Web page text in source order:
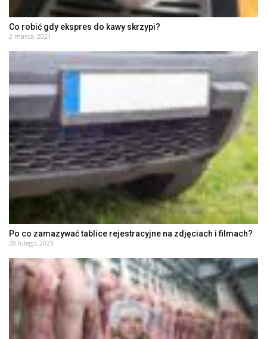
Co robić gdy ekspres do kawy skrzypi?
2 marca, 2021
Po co zamazywać tablice rejestracyjne na zdjęciach i filmach?
28 lutego, 2023